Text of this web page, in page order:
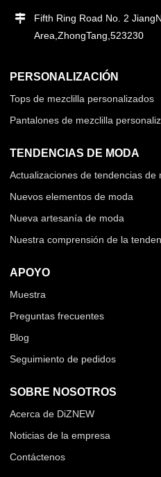
Fifth Ring Road No. 2
Area,ZhongTang,523230
PERSONALIZACIÓN
Tops de mezclilla personalizados
Pantalones de mezclilla
TENDENCIAS DE MODA
Actualizaciones de tendencias de
Nuevos elementos de moda
Nueva artesanía de moda
Nuestra comprensión de la
APOYO
Muestra
Preguntas frecuentes
Blog
Seguimiento de pedidos
SOBRE NOSOTROS
Acerca de DiZNEW
Noticias de la empresa
Contáctenos